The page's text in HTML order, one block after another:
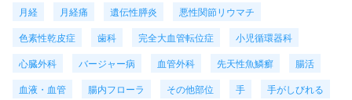
月経
月経痛 遺伝性膵炎
悪性関節リウマチ
色素性乾皮症
歯科 完全大血管転位症
小児循環器科
心臓外科
バージャー病 血管外科 先天性魚鱗癬
腸活
血液・血管
腸内フローラ その他部位 手
手がしびれる